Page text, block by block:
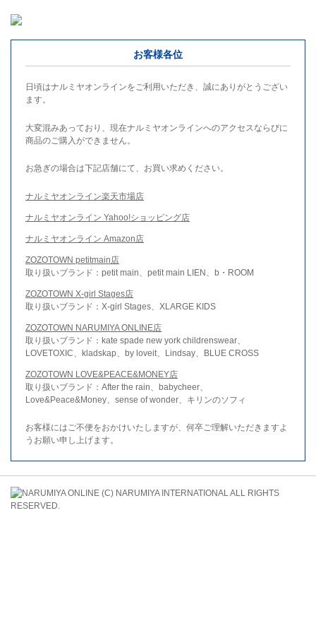
お客様各位
日頃はナルミヤオンラインをご利用いただき、誠にありがとうござい
ます。
大変混みあっており、現在ナルミヤオンラインへのアクセスならびに
商品のご購入ができません。
お急ぎの場合は下記店舗にて、お買い求めください。
ナルミヤオンライン楽天市場店
ナルミヤオンライン Yahoo!ショッピング店
ナルミヤオンライン Amazon店
ZOZOTOWN petitmain店
取り扱いブランド：petit main、petit main LIEN、b・ROOM
ZOZOTOWN X-girl Stages店
取り扱いブランド：X-girl Stages、XLARGE KIDS
ZOZOTOWN NARUMIYA ONLINE店
取り扱いブランド：kate spade new york childrenswear、
LOVETOXIC、kladskap、by loveit、Lindsay、BLUE CROSS
ZOZOTOWN LOVE&PEACE&MONEY店
取り扱いブランド：After the rain、babycheer、
Love&Peace&Money、sense of wonder、キリンのソフィ
お客様にはご不便をおかけいたしますが、何卒ご理解いただきますよ
うお願い申し上げます。